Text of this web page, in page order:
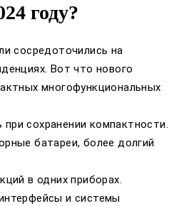
году?
сосредоточились на
Вот что нового
многофункциональных
сохранении компактности.
батареи, более долгий
в одних приборах.
и системы